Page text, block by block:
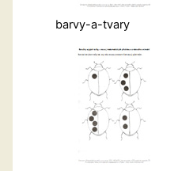
barvy-a-tvary